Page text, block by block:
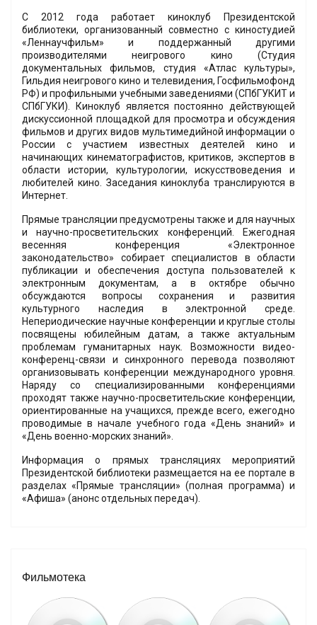
С 2012 года работает киноклуб Президентской
библиотеки, организованный совместно с киностудией
«Леннаучфильм» и поддержанный другими
производителями неигрового кино (Студия
документальных фильмов, студия «Атлас культуры»,
Гильдия неигрового кино и телевидения, Госфильмофонд
РФ) и профильными учебными заведениями (СПбГУКИТ и
СПбГУКИ). Киноклуб является постоянно действующей
дискуссионной площадкой для просмотра и обсуждения
фильмов и других видов мультимедийной информации о
России с участием известных деятелей кино и
начинающих кинематографистов, критиков, экспертов в
области истории, культурологии, искусствоведения и
любителей кино. Заседания киноклуба транслируются в
Интернет.
Прямые трансляции предусмотрены также и для научных
и научно-просветительских конференций. Ежегодная
весенняя конференция «Электронное
законодательство» собирает специалистов в области
публикации и обеспечения доступа пользователей к
электронным документам, а в октябре обычно
обсуждаются вопросы сохранения и развития
культурного наследия в электронной среде.
Непериодические научные конференции и круглые столы
посвящены юбилейным датам, а также актуальным
проблемам гуманитарных наук. Возможности видео-
конференц-связи и синхронного перевода позволяют
организовывать конференции международного уровня.
Наряду со специализированными конференциями
проходят также научно-просветительские конференции,
ориентированные на учащихся, прежде всего, ежегодно
проводимые в начале учебного года «День знаний» и
«День военно-морских знаний».
Информация о прямых трансляциях мероприятий
Президентской библиотеки размещается на ее портале в
разделах «Прямые трансляции» (полная программа) и
«Афиша» (анонс отдельных передач).
Фильмотека